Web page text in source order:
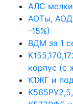
АЛС
АОТы,
-15%)
ВДМ за 1
корпус (с
К1ЖГ и